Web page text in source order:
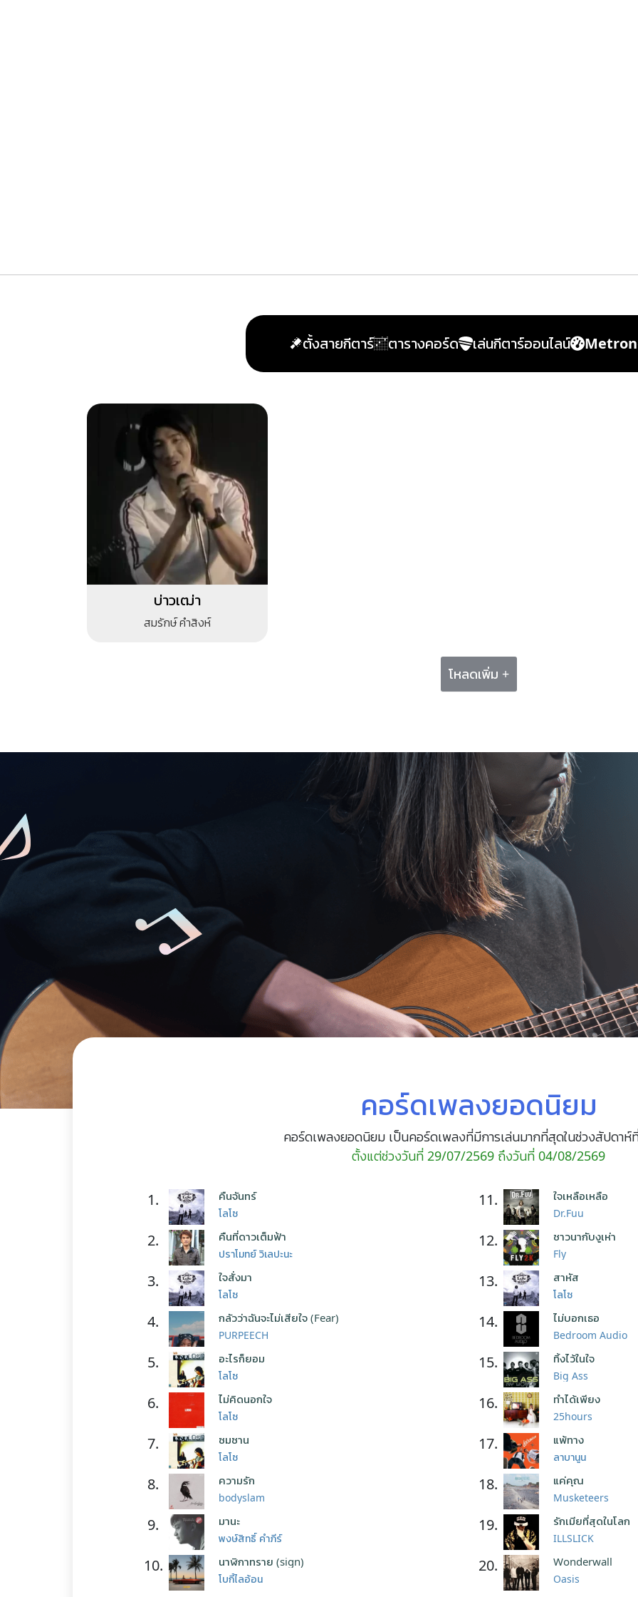
ตั้งสายกีตาร์ ตารางคอร์ด เล่นกีตาร์ออนไลน์
บ่าวเฒ่า
สมรักษ์ คำสิงห์
โหลดเพิ่ม +
คอร์ดเพลงยอดนิยม
คอร์ดเพลงยอดนิยม เป็นคอร์ดเพลงที่มีการเล่นมากที่สุดในช่วงสัปดาห์
ตั้งแต่ช่วงวันที่ 29/07/2569 ถึงวันที่ 04/08/2569
1. คืนจันทร์
โลโซ
2. คืนที่ดาวเต็มฟ้า
ปราโมทย์ วิเลปะนะ
3. ใจสั่งมา
โลโซ
4. กลัวว่าฉันจะไม่เสียใจ (Fear)
PURPEECH
5. อะไรก็ยอม
โลโซ
6. ไม่คิดนอกใจ
โลโซ
7. ซมซาน
โลโซ
8. ความรัก
bodyslam
9. มานะ
พงษ์สิทธิ์ คำภีร์
10. นาฬิกาทราย (sign)
โบกี้ไลอ้อน
11. ใจเหลือเหลือ
Dr.Fuu
12. ชาวนากับงูเห่า
Fly
13. สาหัส
โลโซ
14. ไม่บอกเธอ
Bedroom Audio
15. ทิ้งไว้ในใจ
Big Ass
16. ทำได้เพียง
25hours
17. แพ้ทาง
ลาบานูน
18. แค่คุณ
Musketeers
19. รักเมียที่สุดในโลก
ILLSLICK
20. Wonderwall
Oasis